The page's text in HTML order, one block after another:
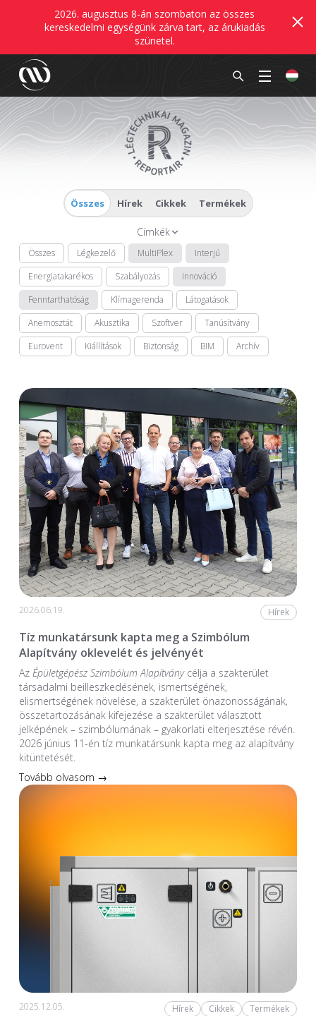
2026. augusztus 8-án szombaton az összes
kereskedelmi egységünk zárva tart, az árukiadás
szünetel.
Összes Hírek Cikkek Termékek
Címkék
Összes Légkezelő MultiPlex
Interjú
Energiatakarékos
Szabályozás
Innováció
Fenntarthatóság
Klímagerenda
Látogatások
Anemosztát
Akusztika Szoftver
Tanúsítvány
Eurovent
Kiállítások Biztonság BIM Archív
2026.06.19. Hírek
Tíz munkatársunk kapta meg a Szimbólum
Alapítvány oklevelét és jelvényét
Az Épületgépész Szimbólum Alapítványcélja a szakterület
társadalmi beilleszkedésének, ismertségének,
elismertségének növelése, a szakterület önazonosságának,
összetartozásának kifejezése a szakterület választott
jelképének – szimbólumának – gyakorlati elterjesztése révén.
2026 június 11-én tíz munkatársunk kapta meg az alapítvány
kitüntetését.
Tovább olvasom →
2025.12.05. Hírek Cikkek Termékek